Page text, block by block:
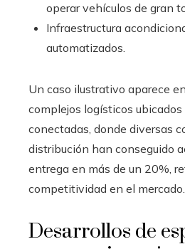
operar vehículos de gran
Infraestructura
automatizados.
Un caso ilustrativo aparece
complejos logísticos
conectadas, donde diversas
distribución han conseguido
entrega en más de un 20%,
competitividad en el mercado.
Desarrollos de